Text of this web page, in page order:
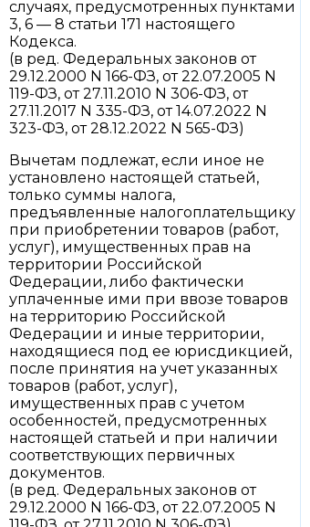
случаях, предусмотренных пунктами
3, 6 — 8 статьи 171 настоящего
Кодекса.
(в ред. Федеральных законов от
29.12.2000 N 166-ФЗ, от 22.07.2005 N
119-ФЗ, от 27.11.2010 N 306-ФЗ, от
27.11.2017 N 335-ФЗ, от 14.07.2022 N
323-ФЗ, от 28.12.2022 N 565-ФЗ)
Вычетам подлежат, если иное не
установлено настоящей статьей,
только суммы налога,
предъявленные налогоплательщику
при приобретении товаров (работ,
услуг), имущественных прав на
территории Российской
Федерации, либо фактически
уплаченные ими при ввозе товаров
на территорию Российской
Федерации и иные территории,
находящиеся под ее юрисдикцией,
после принятия на учет указанных
товаров (работ, услуг),
имущественных прав с учетом
особенностей, предусмотренных
настоящей статьей и при наличии
соответствующих первичных
документов.
(в ред. Федеральных законов от
29.12.2000 N 166-ФЗ, от 22.07.2005 N